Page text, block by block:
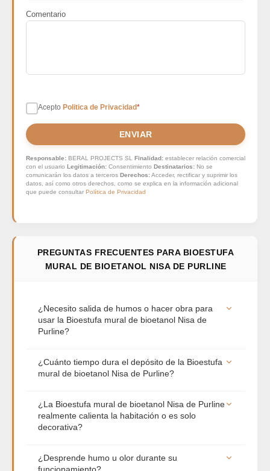
Comentario
Acepto Politica de Privacidad*
ENVIAR
Responsable: BERAL PROJECTS SL Finalidad: establecer relación comercial
con el usuario Legitimación: Consentimiento Destinatarios: No se
comunicarán los datos a terceros Derechos:Acceder, rectificar y suprimir los
datos, así como otros derechos, como se explica en la información adicional
que puede consultar Política de Privacidad
PREGUNTAS FRECUENTES PARA BIOESTUFA
MURAL DE BIOETANOL NISA DE PURLINE
¿Necesito salida de humos o hacer obra para
usar la Bioestufa mural de bioetanol Nisa de
Purline?
estufas. La combustión del bioetanol es totalmente
Por lo tanto, no necesita salida de humos, ni
conductos de ventilación, ni instalación eléctrica;
puedes colocarla y empezar a disfrutarla al
¿Cuánto tiempo dura el depósito de la Bioestufa
mural de bioetanol Nisa de Purline?
capacidad de su bloque de combustión
(quemador) y de si decides regular la apertura de
suele proporcionar entre 2 y 4 horas de fuego
¿La Bioestufa mural de bioetanol Nisa de Purline
realmente calienta la habitación o es solo
decorativa?
la calidez visual de la llama real, sí que generan
¿Desprende humo u olor durante su